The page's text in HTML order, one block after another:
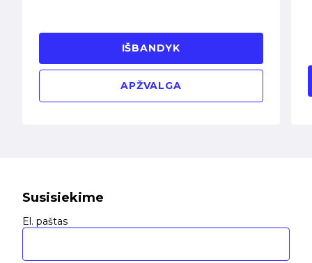
IŠBANDYK
APŽVALGA
Susisiekime
El. paštas